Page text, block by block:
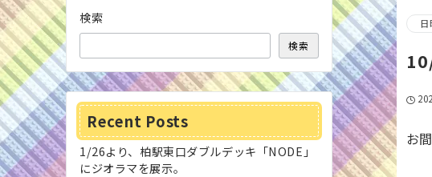
お
検索
検索
Recent Posts
1/26より、柏駅東口ダブルデッキ「NODE」
にジオラマを展示。